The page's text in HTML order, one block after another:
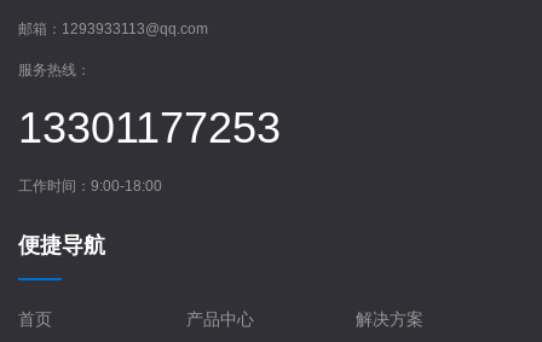
邮箱： 1293933113@qq.com
服务热线：
13301177253
工作时间：9:00-18:00
便捷导航
首页 产品中心 解决方案